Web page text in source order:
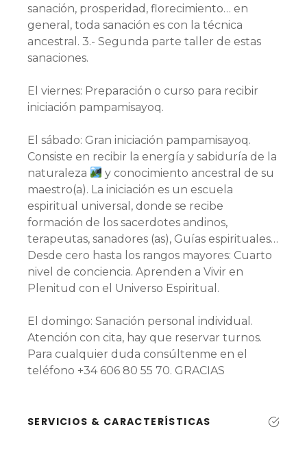
sanación, prosperidad, florecimiento… en
general, toda sanación es con la técnica
ancestral. 3.- Segunda parte taller de estas
sanaciones.
El viernes: Preparación o curso para recibir
iniciación pampamisayoq.
El sábado: Gran iniciación pampamisayoq.
Consiste en recibir la energía y sabiduría de la
naturaleza
y conocimiento ancestral de su
maestro(a). La iniciación es un escuela
espiritual universal, donde se recibe
formación de los sacerdotes andinos,
terapeutas, sanadores (as), Guías espirituales…
Desde cero hasta los rangos mayores: Cuarto
nivel de conciencia. Aprenden a Vivir en
Plenitud con el Universo Espiritual.
El domingo: Sanación personal individual.
Atención con cita, hay que reservar turnos.
Para cualquier duda consúltenme en el
teléfono +34 606 80 55 70. GRACIAS
SERVICIOS & CARACTERÍSTICAS